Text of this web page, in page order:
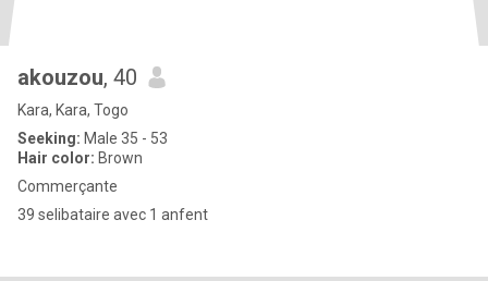
akouzou, 40
Kara, Kara, Togo
Seeking: Male 35 - 53
Hair color: Brown
Commerçante
39 selibataire avec 1 anfent